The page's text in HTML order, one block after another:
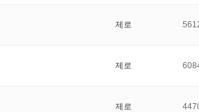
제로
제로
제로